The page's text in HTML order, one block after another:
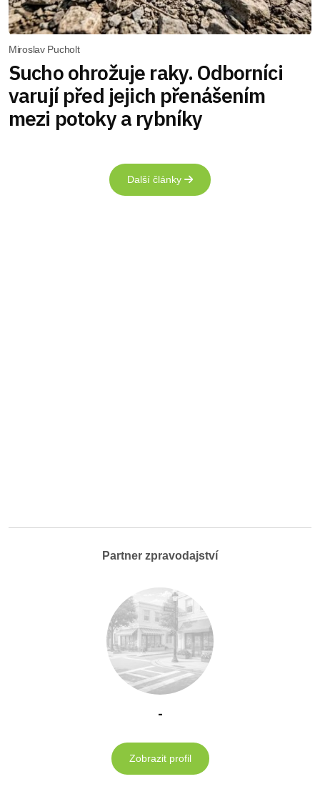
Miroslav Pucholt
Sucho ohrožuje raky. Odborníci
varují před jejich přenášením
mezi potoky a rybníky
Další články
Partner zpravodajství
-
Zobrazit profil